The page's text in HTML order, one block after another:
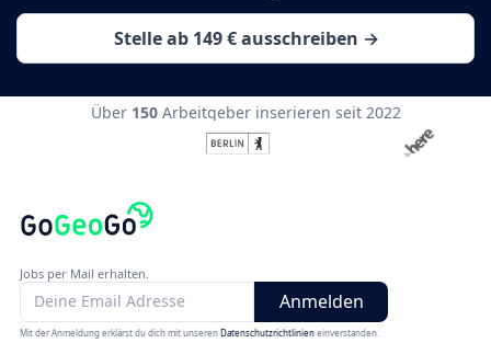
Stelle ab 149 € ausschreiben →
Über150 Arbeitgeber inserieren seit 2022
Jobs per Mail erhalten.
Mit der Anmeldung erklärst du dich mit unserenDatenschutzrichtlinieneinverstanden.